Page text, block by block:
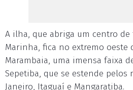
A ilha, que abriga um centro
Marinha, fica no extremo oeste
Marambaia, uma imensa faixa
Sepetiba, que se estende pelos
Janeiro, Itaguaí e Mangaratiba.